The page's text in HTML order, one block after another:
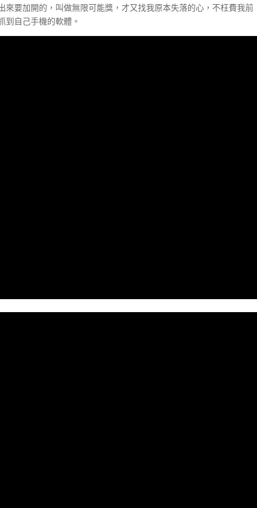
要加開的，叫做無限可能獎，才又找我原本失落的心，不枉費我前
到自己手機的軟體。